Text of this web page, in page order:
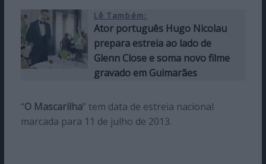
Lê Também:
Ator português Hugo Nicolau
prepara estreia ao lado de
Glenn Close e soma novo filme
gravado em Guimarães
“O Mascarilha” tem data de estreia nacional
marcada para 11 de julho de 2013.